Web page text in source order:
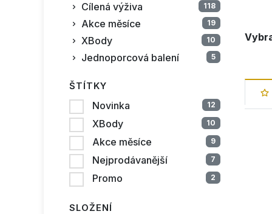
Cílená výživa 118
Akce měsíce 19
XBody 10
Jednoporcová balení 5
ŠTÍTKY
Novinka 12
XBody 10
Akce měsíce 9
Nejprodávanější 7
Promo 2
SLOŽENÍ